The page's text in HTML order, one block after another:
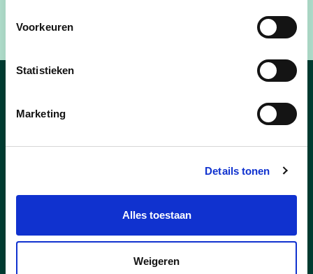
Voorkeuren
Statistieken
Marketing
Details tonen
Alles toestaan
Weigeren
Nieuws